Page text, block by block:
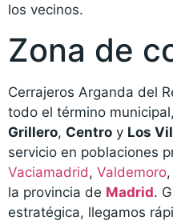
los vecinos.
Zona de
Cerrajeros Arganda del
todo el término
Grillero, Centro y Los
servicio en poblaciones
Vaciamadrid, Valdemoro,
la provincia de Madrid.
estratégica, llegamos